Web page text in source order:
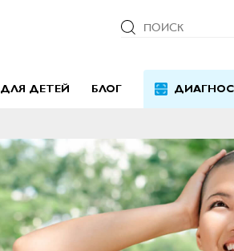
ДЛЯ ДЕТЕЙ БЛОГ
ПОИСК